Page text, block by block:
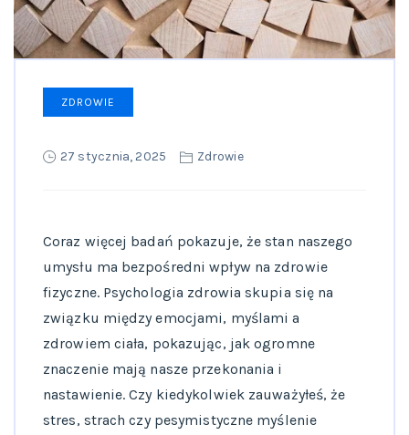
ZDROWIE
27 stycznia, 2025 Zdrowie
Coraz więcej badań pokazuje, że stan naszego
umysłu ma bezpośredni wpływ na zdrowie
fizyczne. Psychologia zdrowia skupia się na
związku między emocjami, myślami a
zdrowiem ciała, pokazując, jak ogromne
znaczenie mają nasze przekonania i
nastawienie. Czy kiedykolwiek zauważyłeś, że
stres, strach czy pesymistyczne myślenie